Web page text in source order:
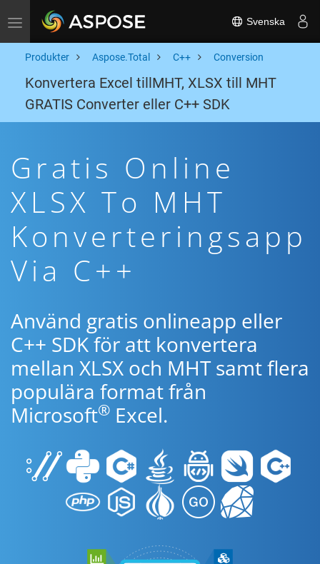
Toggle navigation Svenska
Produkter Aspose.Total C++ Conversion
Konvertera Excel tillMHT, XLSX till MHT
GRATIS Converter eller C++ SDK
Gratis Online
XLSX To MHT
Konverteringsapp
Via C++
Använd gratis onlineapp eller
C++ SDK för att konvertera
mellan XLSX och MHT samt flera
populära format från
Microsoft® Excel.